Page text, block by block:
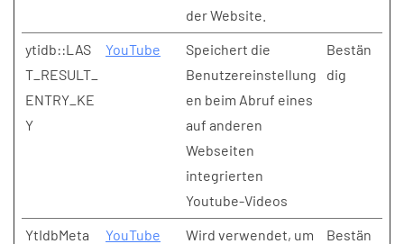
der Website.
ytidb::LAS
T_RESULT_
ENTRY_KE
Y
YouTube
Speichert die
Benutzereinstellung
en beim Abruf eines
auf anderen
Webseiten
integrierten
Youtube-Videos
Bestän
dig
YtIdbMeta
YouTube
Wird verwendet, um
Bestän